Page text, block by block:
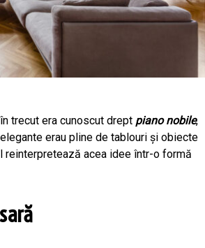
trecut era cunoscut drept piano nobile,
erau pline de tablouri și obiecte
acea idee într-o formă